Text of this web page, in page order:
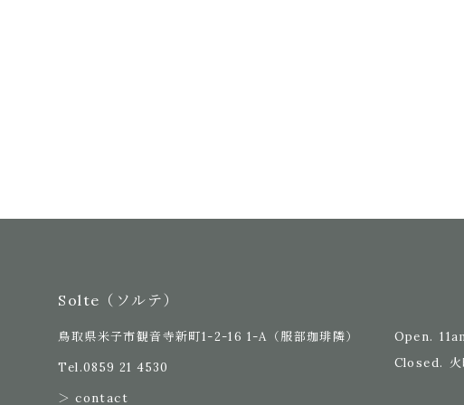
Solte（ソルテ）
鳥取県米子市観音寺新町1-2-16 1-A （服部珈琲隣）
Tel.0859 21 4530
＞ contact
Open.
Closed.